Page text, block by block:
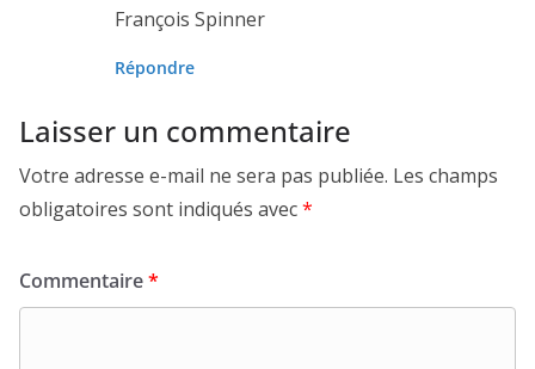
François Spinner
Répondre
Laisser un commentaire
Votre adresse e-mail ne sera pas publiée. Les champs
obligatoires sont indiqués avec*
Commentaire*